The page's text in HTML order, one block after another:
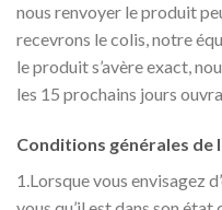
nous renvoyer le produit
recevrons le colis, notre
le produit s’avère exact,
les 15 prochains jours
Conditions générales de
1.Lorsque vous envisagez